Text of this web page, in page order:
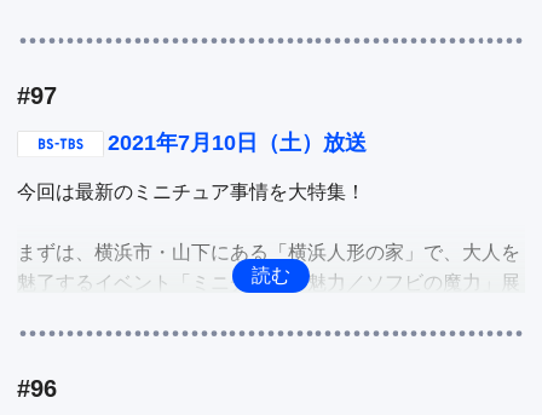
ツ」の話題。完全予約制で、懐かしさを感じる世代から、
に三田寺リポーターが潜入し、人気メニューを堪能。
事務所内で行っている、昭和のゲームセンターでよく見た
アーケードの造語）と名付けて販売しているという取り組
み。三田寺リポーターが昭和のゲーセンを体験。
八王子は都内で唯一日本遺産に認定されているところ。八
#97
2021年7月10日（土）放送
今回は最新のミニチュア事情を大特集！
まずは、横浜市・山下にある「横浜人形の家」で、大人を
魅了するイベント「ミニチュアの魅力／ソフビの魔力」展
そのクオリティの高さに定評を得ているケンエレファント
タルジックのミニチュアを展示。またソフビの世界にも浸
#96